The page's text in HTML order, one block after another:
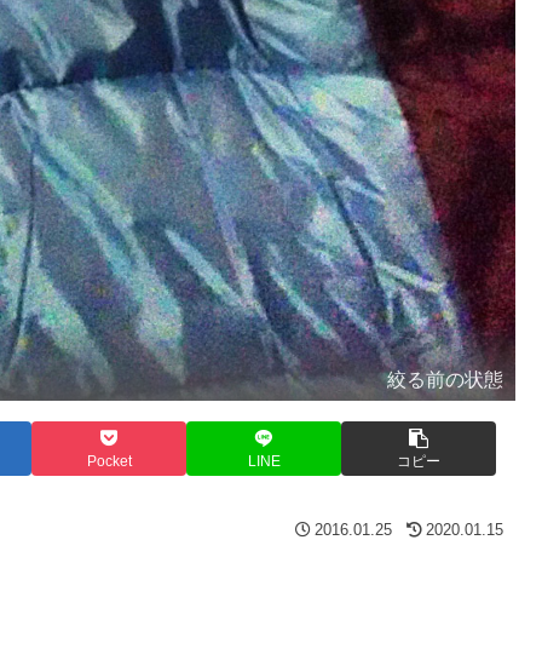
絞る前の状態
Pocket LINE コピー
2016.01.25 2020.01.15